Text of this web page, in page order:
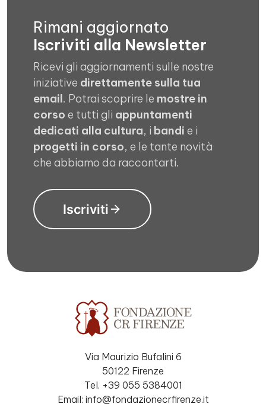
Rimani aggiornato
Iscriviti alla Newsletter
Ricevi gli aggiornamenti sulle nostre
iniziative direttamente sulla tua
email. Potrai scoprire le mostre in
corso e tutti gli appuntamenti
dedicati alla cultura, i bandi e i
progetti in corso, e le tante novità
che abbiamo da raccontarti.
Iscriviti
Via Maurizio Bufalini 6
50122 Firenze
Tel. +39 055 5384001
Email: info@fondazionecrfirenze.it